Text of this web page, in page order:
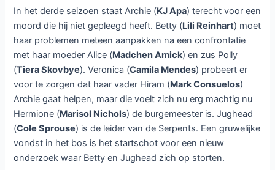
In het derde seizoen staat Archie (KJ Apa) terecht voor een
moord die hij niet gepleegd heeft. Betty (Lili Reinhart) moet
haar problemen meteen aanpakken na een confrontatie
met haar moeder Alice (Madchen Amick) en zus Polly
(Tiera Skovbye). Veronica (Camila Mendes) probeert er
voor te zorgen dat haar vader Hiram (Mark Consuelos)
Archie gaat helpen, maar die voelt zich nu erg machtig nu
Hermione (Marisol Nichols) de burgemeester is. Jughead
(Cole Sprouse) is de leider van de Serpents. Een gruwelijke
vondst in het bos is het startschot voor een nieuw
onderzoek waar Betty en Jughead zich op storten.